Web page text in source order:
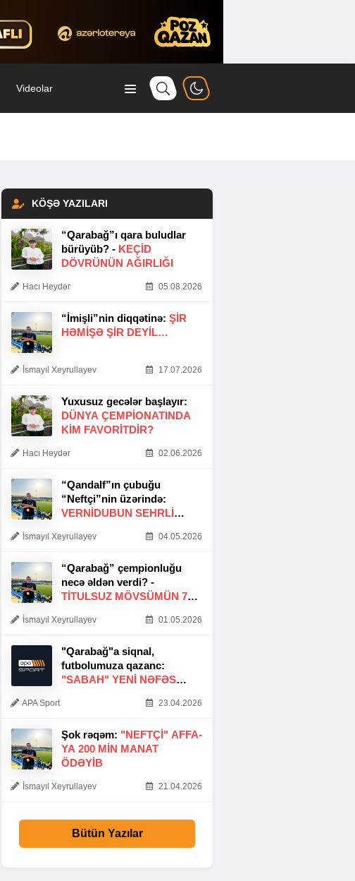
Videolar
KÖŞƏ YAZILARI
“Qarabağ”ı qara buludlar
bürüyüb? - KEÇID
DÖVRÜNÜN AĞIRLIĞI
Hacı Heydər 05.08.2026
“İmişli”nin diqqətinə: ŞIR
HƏMIŞƏ ŞIR DEYIL…
İsmayıl Xeyrullayev 17.07.2026
Yuxusuz gecələr başlayır:
DÜNYA ÇEMPIONATINDA
KIM FAVORITDIR?
Hacı Heydər 02.06.2026
“Qandalf”ın çubuğu
“Neftçi”nin üzərində:
VERNİDUBUN SEHRLİ
İsmayıl Xeyrullayev 04.05.2026
“Qarabağ” çempionluğu
necə əldən verdi? -
TITULSUZ MÖVSÜMÜN 7
İsmayıl Xeyrullayev 01.05.2026
"Qarabağ"a siqnal,
futbolumuza qazanc:
"SABAH" YENI NƏFƏS
APA Sport 23.04.2026
Şok rəqəm: "NEFTÇI" AFFA-
YA 200 MIN MANAT
ÖDƏYIB
İsmayıl Xeyrullayev 21.04.2026
Bütün Yazılar